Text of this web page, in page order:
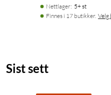
Nettlager: 5+ st
Finnes i 17 butikker. Velg
Sist sett